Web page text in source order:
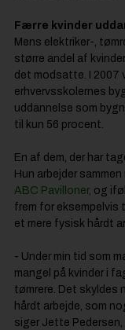
Færre kvinder
Mens elektriker-,
større andel af
det modsatte. I 2007
erhvervsskolernes
uddannelse som
til kun 56 procent.
En af dem, der har
Hun arbejder
ABC Pavilloner, og
frem for eksempelvis
et mere fysisk hårdt
- Under min tid som
mangel på kvinder i
tømrere. Det skyldes
hårdt arbejde, som
siger Jette